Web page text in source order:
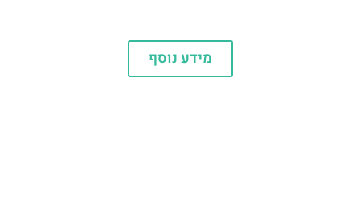
מידע נוסף